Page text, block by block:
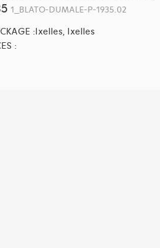
1_BLATO-DUMALE-P-1935.02
:Ixelles, Ixelles
:
(10)
et industrielle (7)
et de services (9)
et vie publique (8)
pénitentiaire, police (1)